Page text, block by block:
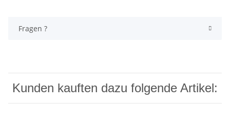
Fragen ?
Kunden kauften dazu folgende Artikel: